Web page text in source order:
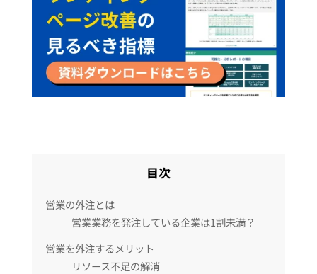
目次
営業の外注とは
営業業務を発注している企業は1割未満？
営業を外注するメリット
リソース不足の解消